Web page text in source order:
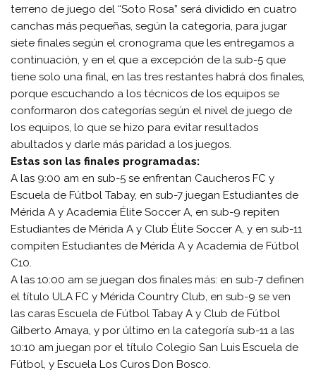
terreno de juego del “Soto Rosa” será dividido en cuatro
canchas más pequeñas, según la categoría, para jugar
siete finales según el cronograma que les entregamos a
continuación, y en el que a excepción de la sub-5 que
tiene solo una final, en las tres restantes habrá dos finales,
porque escuchando a los técnicos de los equipos se
conformaron dos categorías según el nivel de juego de
los equipos, lo que se hizo para evitar resultados
abultados y darle más paridad a los juegos.
Estas son las finales programadas:
A las 9:00 am en sub-5 se enfrentan Caucheros FC y
Escuela de Fútbol Tabay, en sub-7 juegan Estudiantes de
Mérida A y Academia Élite Soccer A, en sub-9 repiten
Estudiantes de Mérida A y Club Élite Soccer A, y en sub-11
compiten Estudiantes de Mérida A y Academia de Fútbol
C10.
A las 10:00 am se juegan dos finales más: en sub-7 definen
el título ULA FC y Mérida Country Club, en sub-9 se ven
las caras Escuela de Fútbol Tabay A y Club de Fútbol
Gilberto Amaya, y por último en la categoría sub-11 a las
10:10 am juegan por el título Colegio San Luis Escuela de
Fútbol, y Escuela Los Curos Don Bosco.